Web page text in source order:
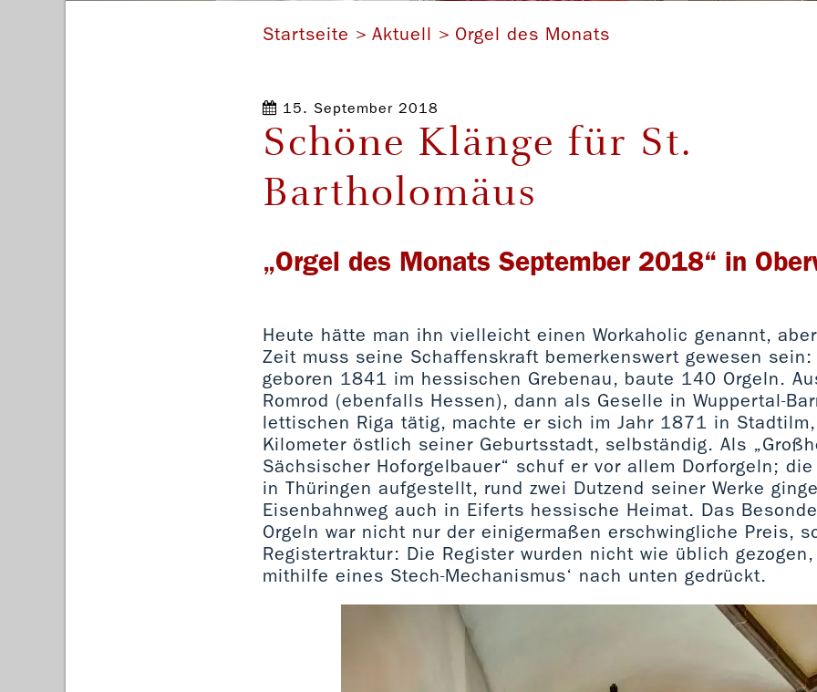
Eifert-Orgel in St. Bartolomäus Oberwirbach
Startseite Aktuell Orgel des Monats
15. September 2018
Schöne Klänge für St.
Bartholomäus
„Orgel des Monats September 2018“ in
Heute hätte man ihn vielleicht einen Workaholic genannt,
Zeit muss seine Schaffenskraft bemerkenswert gewesen sein:
geboren 1841 im hessischen Grebenau, baute 140 Orgeln.
Romrod (ebenfalls Hessen), dann als Geselle in Wuppertal-
lettischen Riga tätig, machte er sich im Jahr 1871 in
Kilometer östlich seiner Geburtsstadt, selbständig. Als
Sächsischer Hoforgelbauer“ schuf er vor allem Dorforgeln;
in Thüringen aufgestellt, rund zwei Dutzend seiner Werke
Eisenbahnweg auch in Eiferts hessische Heimat. Das
Orgeln war nicht nur der einigermaßen erschwingliche Preis,
Registertraktur: Die Register wurden nicht wie üblich
mithilfe eines Stech-Mechanismus‘ nach unten gedrückt.